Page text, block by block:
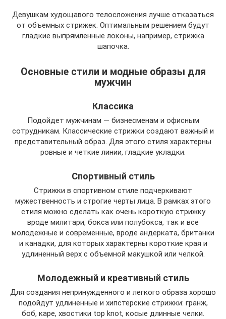
Девушкам худощавого телосложения лучше отказаться
от объемных стрижек. Оптимальным решением будут
гладкие выпрямленные локоны, например, стрижка
шапочка.
Основные стили и модные образы для
мужчин
Классика
Подойдет мужчинам — бизнесменам и офисным
сотрудникам. Классические стрижки создают важный и
представительный образ. Для этого стиля характерны
ровные и четкие линии, гладкие укладки.
Спортивный стиль
Стрижки в спортивном стиле подчеркивают
мужественность и строгие черты лица. В рамках этого
стиля можно сделать как очень короткую стрижку
вроде милитари, бокса или полубокса, так и все
молодежные и современные, вроде андерката, британки
и канадки, для которых характерны короткие края и
удлиненный верх с объемной макушкой или челкой.
Молодежный и креативный стиль
Для создания непринужденного и легкого образа хорошо
подойдут удлиненные и хипстерские стрижки: гранж,
боб, каре, хвостики top knot, косые длинные челки.